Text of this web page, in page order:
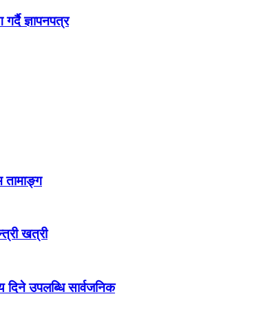
ज्ञापनपत्र
तामाङ्ग
खत्री
दिने उपलब्धि सार्वजनिक